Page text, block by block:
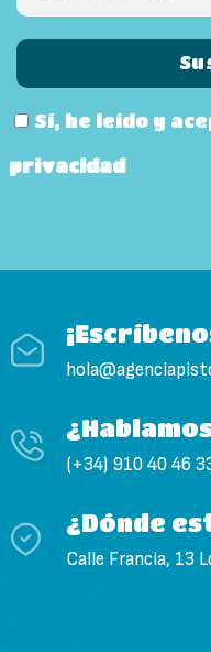
Sí, he leído y
privacidad
(+34) 910 40 46
¿Dónde
Calle Francia, 13